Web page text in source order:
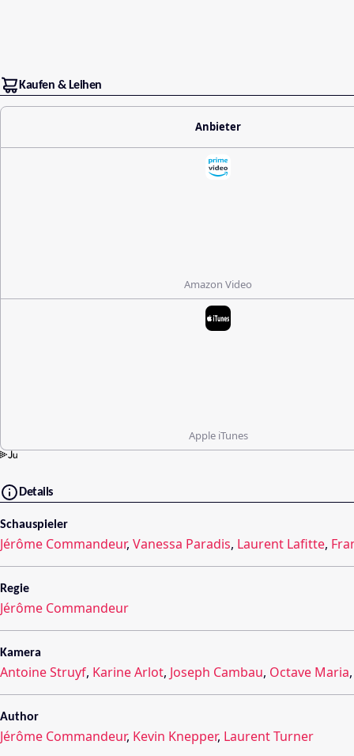
Kaufen & Leihen
Anbieter
Amazon Video
Apple iTunes
Details
Schauspieler
Jérôme Commandeur, Vanessa Paradis, Laurent Lafitte,
Regie
Jérôme Commandeur
Kamera
Antoine Struyf, Karine Arlot, Joseph Cambau, Octave Maria
Author
Jérôme Commandeur, Kevin Knepper, Laurent Turner